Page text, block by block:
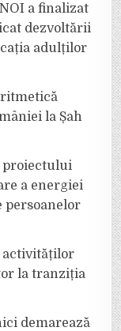
NOI a finalizat
dezvoltării
adulților
la Șah
proiectului
a energiei
persoanelor
activităților
la tranziția
demarează